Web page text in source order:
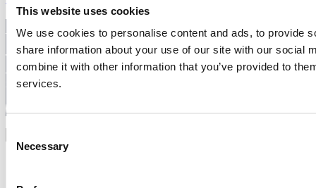
This website uses cookies
We use cookies to personalise content and ads, to provide
share information about your use of our site with our social
combine it with other information that you’ve provided to
services.
Consent
Selection
Necessary
Abonner på vårt nyhetsbrev
Trenger du inspirasjon til hvordan du effektivt kan optimalisere
arbeidet med kundedata, segmentering og analyse? Meld deg på her
infobrev – motta spennende tips og nyttig info rett i din e-postkasse.